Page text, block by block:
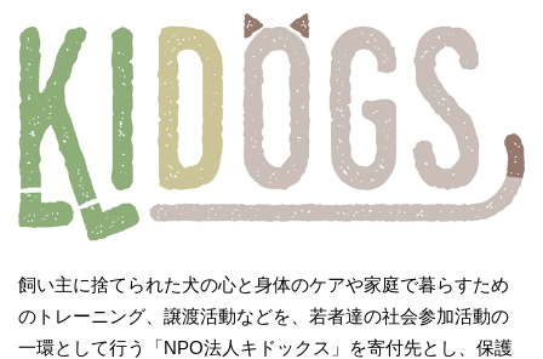
飼い主に捨てられた犬の心と身体のケアや家庭で暮らすため
のトレーニング、譲渡活動などを、若者達の社会参加活動の
一環として行う「NPO法人キドックス」を寄付先とし、保護